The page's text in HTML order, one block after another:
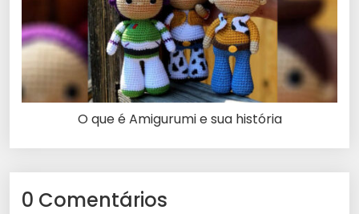
O que é Amigurumi e sua história
0 Comentários